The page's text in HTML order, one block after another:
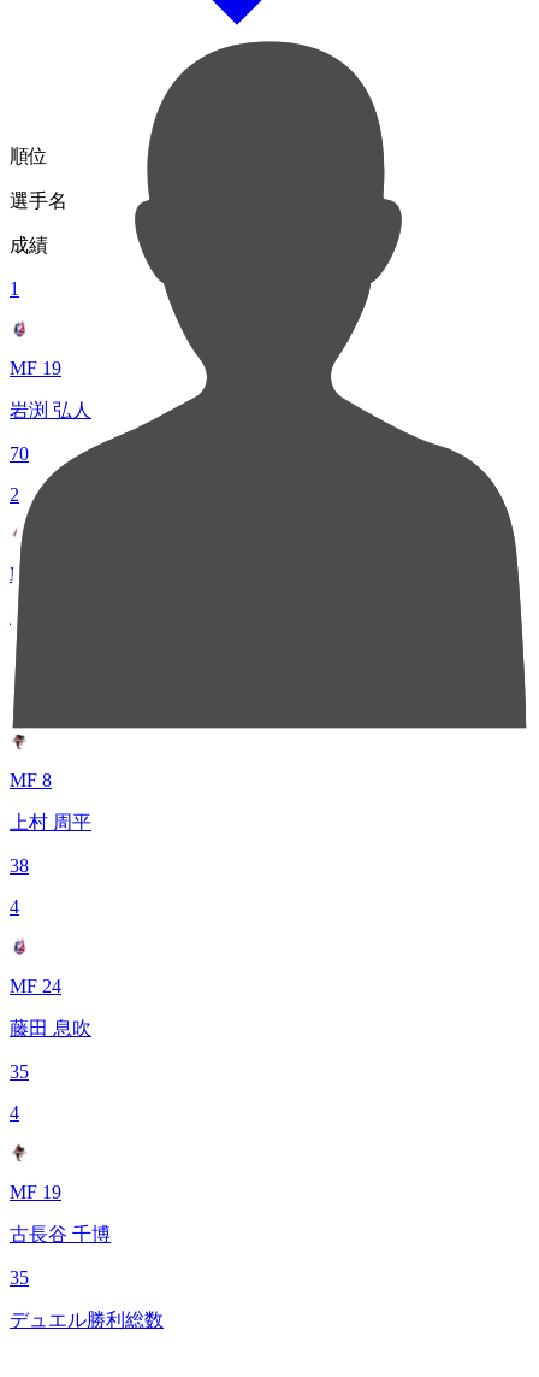
順位
選手名
成績
1
MF 19
岩渕 弘人
70
2
MF 21
豊田 歩
60
3
MF 8
上村 周平
38
4
MF 24
藤田 息吹
35
4
MF 19
古長谷 千博
35
デュエル勝利総数